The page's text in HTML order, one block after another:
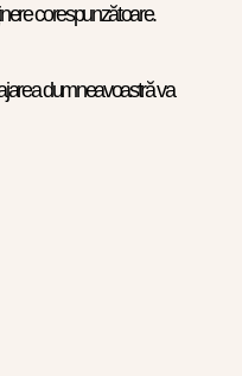
corespunzătoare.
dumneavoastră va